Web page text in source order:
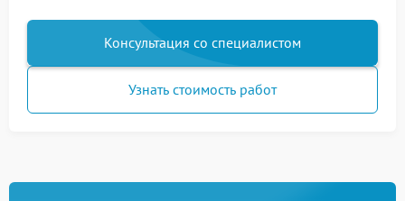
Консультация со специалистом
Узнать стоимость работ